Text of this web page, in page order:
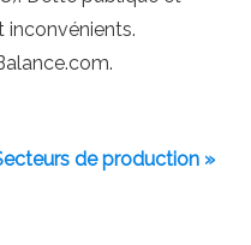
inconvénients.
de production »